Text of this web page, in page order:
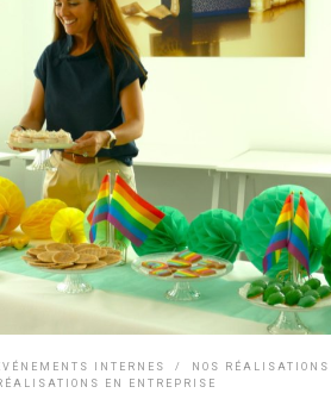
INTERNES / NOS RÉALISATIONS
EN ENTREPRISE